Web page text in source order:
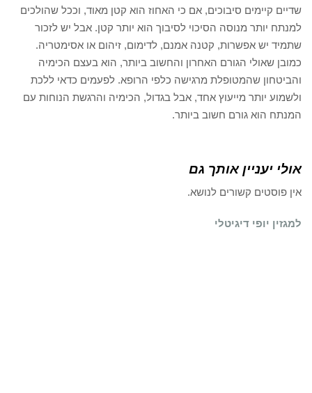
שדיים קיימים סיבוכים, אם כי האחוז הוא קטן מאוד, וככל שהולכים
למנתח יותר מנוסה הסיכוי לסיבוך הוא יותר קטן. אבל יש לזכור
שתמיד יש אפשרות, קטנה אמנם, לדימום, זיהום או אסימטריה.
כמובן שאולי הגורם האחרון והחשוב ביותר, הוא בעצם הכימיה
והביטחון שהמטופלת מרגישה כלפי הרופא. לפעמים כדאי ללכת
ולשמוע יותר מייעוץ אחד, אבל בגדול, הכימיה והרגשת הנוחות עם
המנתח הוא גורם חשוב ביותר.
אולי יעניין אותך גם
אין פוסטים קשורים לנושא.
למגזין יופי דיגיטלי